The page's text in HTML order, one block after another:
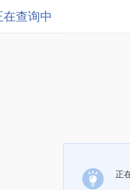
在查询中
正